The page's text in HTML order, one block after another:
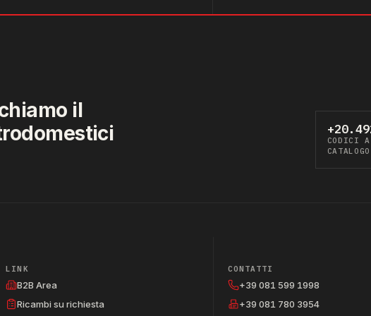
il
CODICI A
CATALOGO
LINK
B2B Area
Ricambi su richiesta
CONTATTI
+39 081 599 1998
+39 081 780 3954